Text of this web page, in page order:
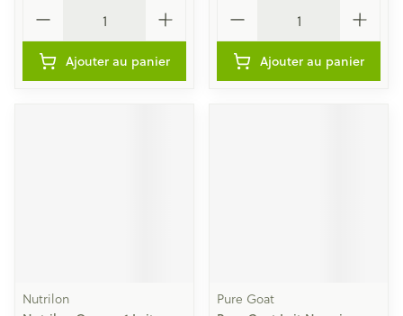
Ajouter au panier Ajouter au panier
Nutrilon Pure Goat